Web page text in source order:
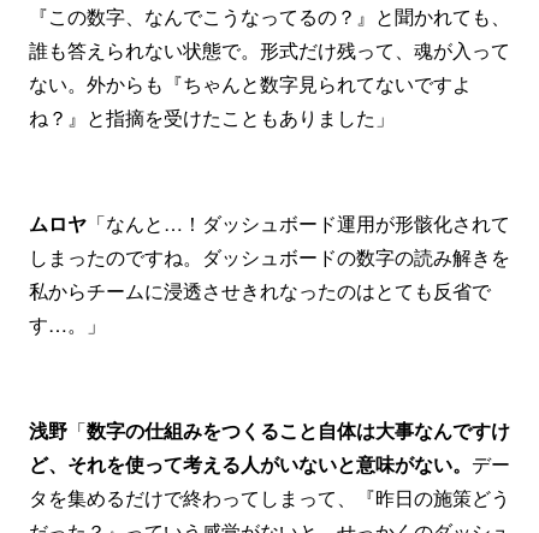
『この数字、なんでこうなってるの？』と聞かれても、
誰も答えられない状態で。形式だけ残って、魂が入って
ない。外からも『ちゃんと数字見られてないですよ
ね？』と指摘を受けたこともありました」
ムロヤ 「なんと…！ダッシュボード運用が形骸化されて
しまったのですね。ダッシュボードの数字の読み解きを
私からチームに浸透させきれなったのはとても反省で
す…。」
浅野 「数字の仕組みをつくること自体は大事なんですけ
ど、それを使って考える人がいないと意味がない。 デー
タを集めるだけで終わってしまって、『昨日の施策どう